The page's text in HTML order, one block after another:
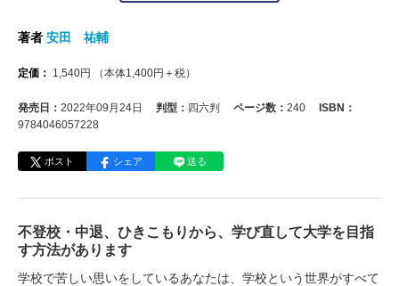
著者 安田 祐輔
定価： 1,540円 （本体1,400円＋税）
発売日： 2022年09月24日 判型： 四六判 ページ数： 240
ISBN：
9784046057228
ポスト シェア 送る
不登校・中退、ひきこもりから、学び直して大学を目指
す方法があります
学校で苦しい思いをしているあなたは、学校という世界がすべて